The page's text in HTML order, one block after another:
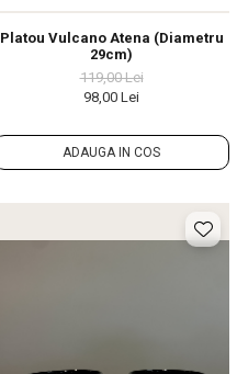
Platou Vulcano Atena (Diametru
29cm)
119,00 Lei
98,00 Lei
ADAUGA IN COS